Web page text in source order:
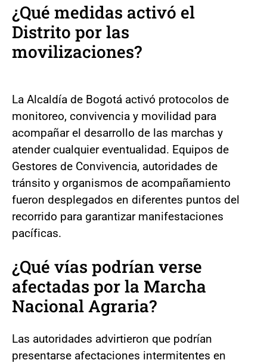
¿Qué medidas activó el
Distrito por las
movilizaciones?
La Alcaldía de Bogotá activó protocolos de
monitoreo, convivencia y movilidad para
acompañar el desarrollo de las marchas y
atender cualquier eventualidad. Equipos de
Gestores de Convivencia, autoridades de
tránsito y organismos de acompañamiento
fueron desplegados en diferentes puntos del
recorrido para garantizar manifestaciones
pacíficas.
¿Qué vías podrían verse
afectadas por la Marcha
Nacional Agraria?
Las autoridades advirtieron que podrían
presentarse afectaciones intermitentes en